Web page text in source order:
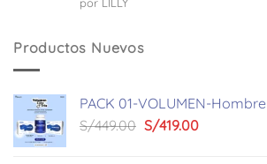
con
Productos Nuevos
PACK 01-VOLUMEN-Hombre
S/449.00 El
S/419.00El